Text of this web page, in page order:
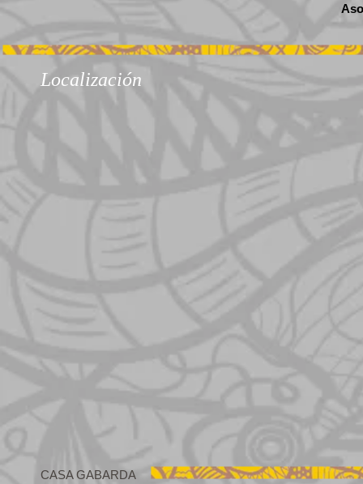
Localización
CASA GABARDA